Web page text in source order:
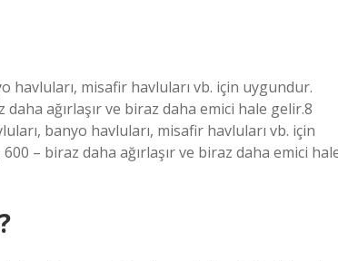
havluları, misafir havluları vb. için uygundur.
ağırlaşır ve biraz daha emici hale gelir.8
banyo havluları, misafir havluları vb. için
– biraz daha ağırlaşır ve biraz daha emici